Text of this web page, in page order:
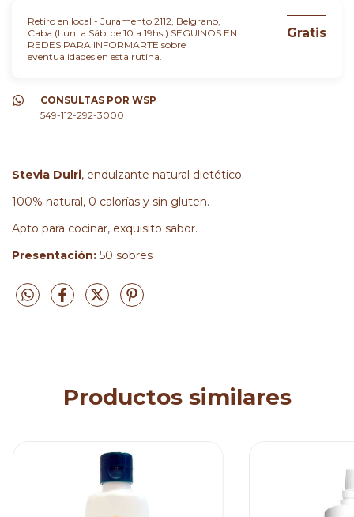
Retiro en local - Juramento 2112, Belgrano,
Caba (Lun. a Sáb. de 10 a 19hs.) SEGUINOS EN
REDES PARA INFORMARTE sobre
eventualidades en esta rutina.
Gratis
CONSULTAS POR WSP
549-112-292-3000
Stevia Dulri, endulzante natural dietético.
100% natural, 0 calorías y sin gluten.
Apto para cocinar, exquisito sabor.
Presentación: 50 sobres
Productos similares